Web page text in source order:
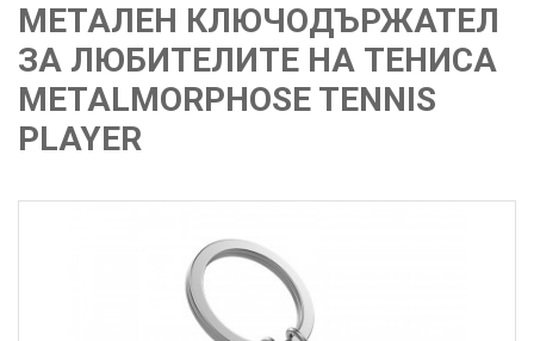
МЕТАЛЕН КЛЮЧОДЪРЖАТЕЛ
ЗА ЛЮБИТЕЛИТЕ НА ТЕНИСА
METALMORPHOSE TENNIS
PLAYER